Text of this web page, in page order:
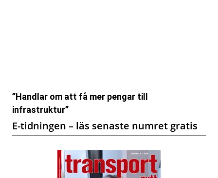
”Handlar om att få mer pengar till
infrastruktur”
E-tidningen – läs senaste numret gratis